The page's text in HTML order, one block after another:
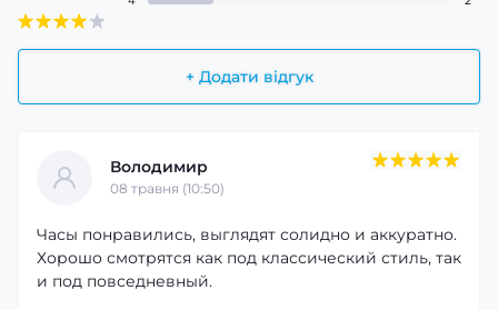
+ Додати відгук
Володимир
08 травня (10:50)
Часы понравились, выглядят солидно и аккуратно.
Хорошо смотрятся как под классический стиль, так
и под повседневный.